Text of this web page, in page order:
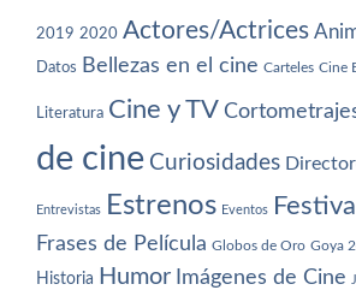
2019 2020 Actores/Actrices
Datos Bellezas en el cine Carteles Cine
Literatura Cine y TV
de cine Curiosidades
Entrevistas Estrenos Eventos
Frases de Película Globos de Oro Goya
Historia Humor Imágenes de Cine